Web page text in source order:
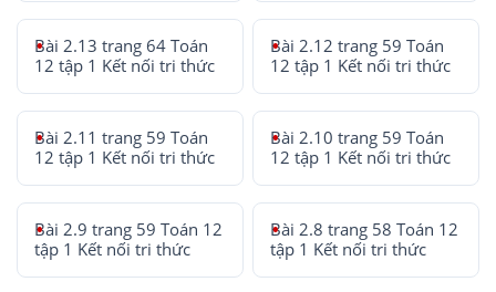
Bài 2.13 trang 64 Toán
12 tập 1 Kết nối tri thức
Bài 2.12 trang 59 Toán
12 tập 1 Kết nối tri thức
Bài 2.11 trang 59 Toán
12 tập 1 Kết nối tri thức
Bài 2.10 trang 59 Toán
12 tập 1 Kết nối tri thức
Bài 2.9 trang 59 Toán 12
tập 1 Kết nối tri thức
Bài 2.8 trang 58 Toán 12
tập 1 Kết nối tri thức